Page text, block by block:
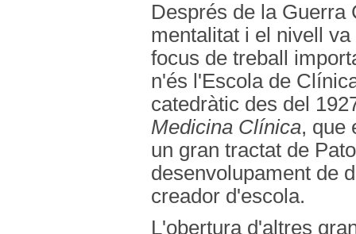
Després de la Guerra
mentalitat i el nivell
focus de treball
n'és l'Escola de
catedràtic des del
Medicina Clínica, que
un gran tractat de
desenvolupament de
creador d'escola.
L'obertura d'altres